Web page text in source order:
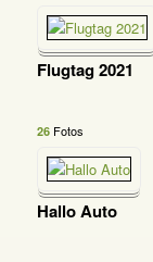
Flugtag 2021
26Fotos
Hallo Auto